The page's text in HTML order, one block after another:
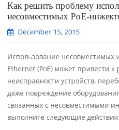
Как решить проблему
несовместимых PoE-
December 15, 2015
Использование несовместимых
Ethernet (PoE) может привести
неисправности устройств,
даже повреждение
связанных с несовместимыми
выполните следующие действия: